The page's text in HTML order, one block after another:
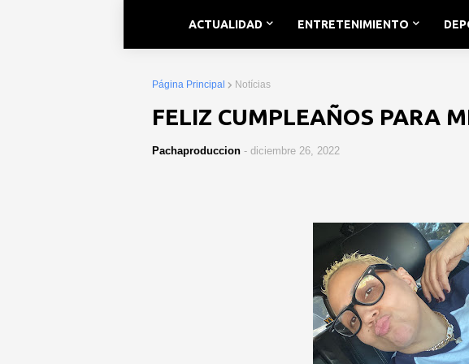
ACTUALIDAD ENTRETENIMIENTO
Página Principal Notícias
FELIZ CUMPLEAÑOS PARA
Pachaproduccion - diciembre 26, 2022